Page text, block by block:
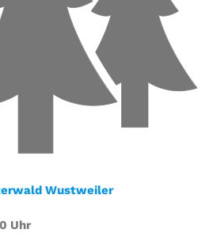
Wustweiler
Uhr